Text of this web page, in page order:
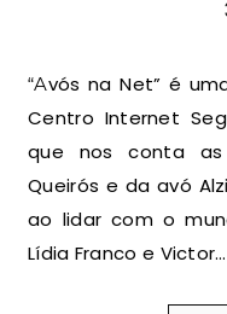
“Avós na Net” é uma mini série de 6 episódios do
Centro Internet
que nos conta as
Queirós e da avó
ao lidar com o
Lídia Franco e Victor…